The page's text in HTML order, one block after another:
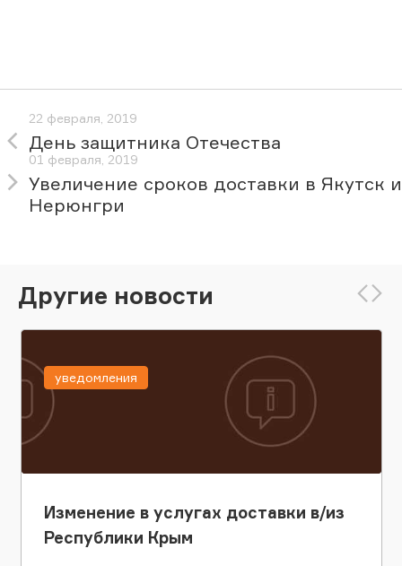
22 февраля, 2019
День защитника Отечества
01 февраля, 2019
Увеличение сроков доставки в Якутск и
Нерюнгри
Другие новости
Изменение в услугах доставки в/из
Республики Крым
уведомления